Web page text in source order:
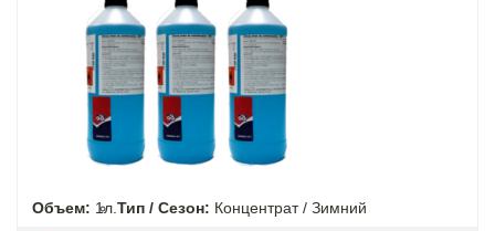
Объем: 1л. Тип / Сезон: Концентрат / Зимний